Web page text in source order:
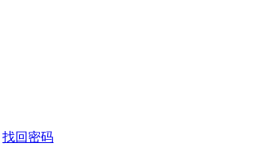
找回密码